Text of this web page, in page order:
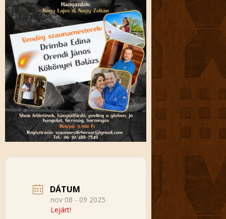
DÁTUM
nov 08 - 09 2025
Lejárt!